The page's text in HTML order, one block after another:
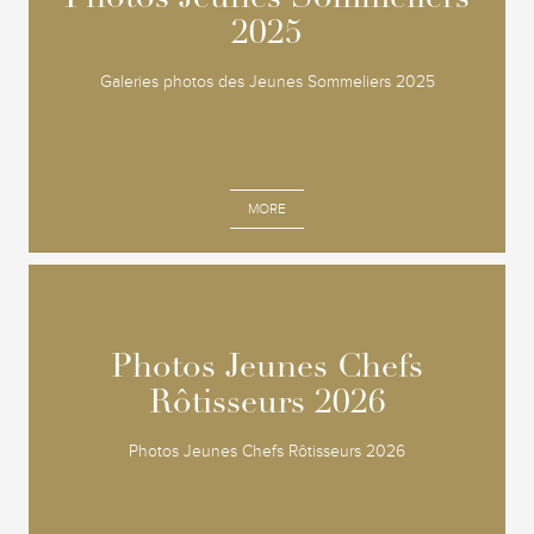
2025
Galeries photos des Jeunes Sommeliers 2025
MORE
2025
Photos Jeunes Chefs
Rôtisseurs 2026
Photos Jeunes Chefs Rôtisseurs 2026
Photos Jeunes Chefs
Rôtisseurs 2026